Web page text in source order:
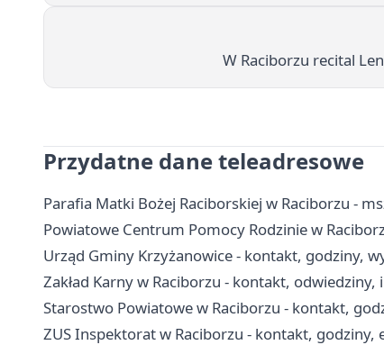
W Raciborzu recital
Przydatne dane teleadresowe
Parafia Matki Bożej Raciborskiej w Raciborzu -
Powiatowe Centrum Pomocy Rodzinie w
Urząd Gminy Krzyżanowice - kontakt, godziny,
Zakład Karny w Raciborzu - kontakt,
Starostwo Powiatowe w Raciborzu - kontakt,
ZUS Inspektorat w Raciborzu - kontakt, godziny,